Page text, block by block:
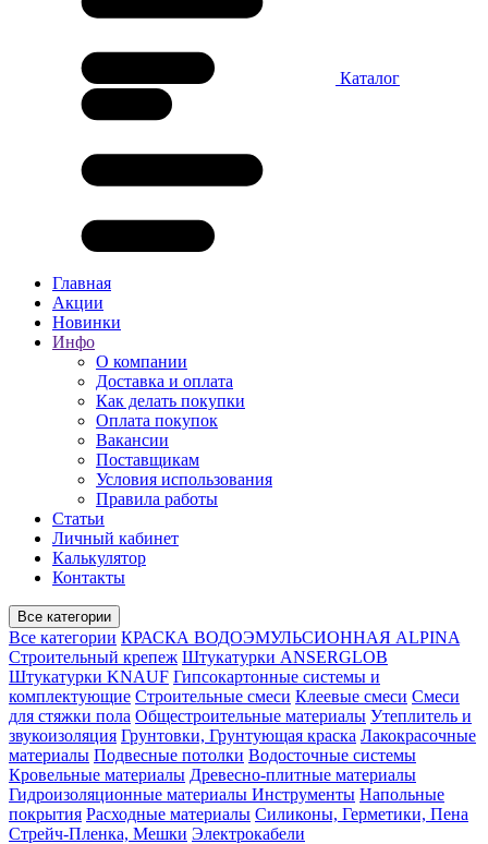
Каталог
Главная
Акции
Новинки
Инфо
О компании
Доставка и оплата
Как делать покупки
Оплата покупок
Вакансии
Поставщикам
Условия использования
Правила работы
Статьи
Личный кабинет
Калькулятор
Контакты
Все категории
Все категории КРАСКА ВОДОЭМУЛЬСИОННАЯ ALPINA
Строительный крепеж Штукатурки ANSERGLOB
Штукатурки KNAUF Гипсокартонные системы и
комплектующие Строительные смеси Клеевые смеси Смеси
для стяжки пола Общестроительные материалы Утеплитель и
звукоизоляция Грунтовки, Грунтующая краска Лакокрасочные
материалы Подвесные потолки Водосточные системы
Кровельные материалы Древесно-плитные материалы
Гидроизоляционные материалы Инструменты Напольные
покрытия Расходные материалы Силиконы, Герметики, Пена
Стрейч-Пленка, Мешки Электрокабели